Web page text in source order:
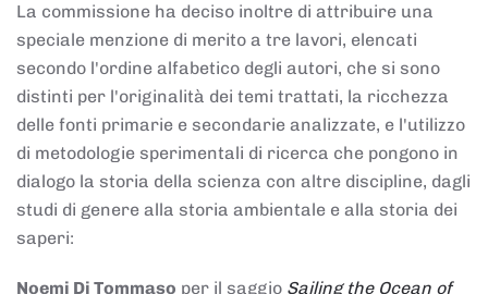
La commissione ha deciso inoltre di attribuire una
speciale menzione di merito a tre lavori, elencati
secondo l'ordine alfabetico degli autori, che si sono
distinti per l'originalità dei temi trattati, la ricchezza
delle fonti primarie e secondarie analizzate, e l'utilizzo
di metodologie sperimentali di ricerca che pongono in
dialogo la storia della scienza con altre discipline, dagli
studi di genere alla storia ambientale e alla storia dei
saperi:
Noemi Di Tommaso per il saggio Sailing the Ocean of